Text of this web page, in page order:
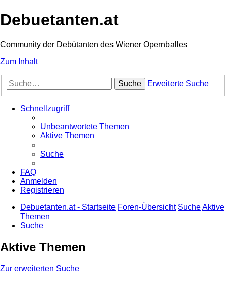
Debuetanten.at
Community der Debütanten des Wiener Opernballes
Zum Inhalt
Suche Erweiterte Suche
Schnellzugriff
Unbeantwortete Themen
Aktive Themen
Suche
FAQ
Anmelden
Registrieren
Debuetanten.at - Startseite Foren-Übersicht SucheAktive
Themen
Suche
Aktive Themen
Zur erweiterten Suche